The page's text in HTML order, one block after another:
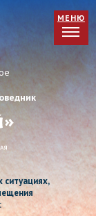
ситуациях,
МЕНЮ